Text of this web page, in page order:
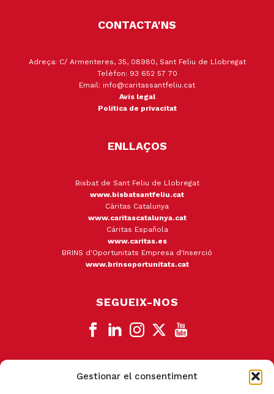
Gestionar el consentiment
CONTACTA'NS
Adreça: C/ Armenteres, 35, 08980, Sant Feliu de Llobregat
Telèfon: 93 652 57 70
Email: info@caritassantfeliu.cat
Avís legal
Política de privacitat
ENLLAÇOS
Bisbat de Sant Feliu de Llobregat
www.bisbatsantfeliu.cat
Càritas Catalunya
www.caritascatalunya.cat
Cáritas Española
www.caritas.es
BRINS d'Oportunitats Empresa d'Inserció
www.brinsoportunitats.cat
SEGUEIX-NOS
CANAL DE DENÚNCIA